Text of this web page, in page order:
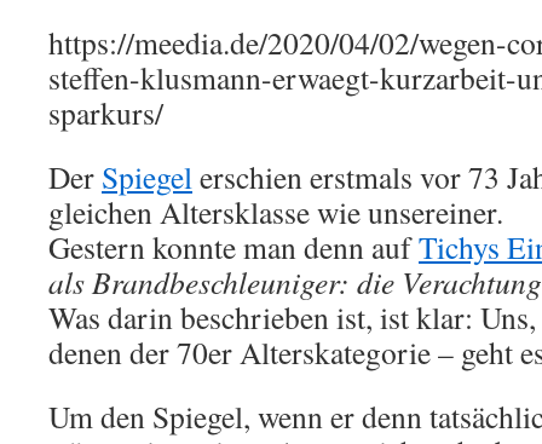
https://meedia.de/2020/04/02/wegen-
steffen-klusmann-erwaegt-kurzarbeit-
sparkurs/
Der Spiegelerschien erstmals vor 73
gleichen Altersklasse wie unsereiner.
Gestern konnte man denn aufTichys
als Brandbeschleuniger: die
Was darin beschrieben ist, ist klar:
denen der 70er Alterskategorie – geht
Um den Spiegel, wenn er denn